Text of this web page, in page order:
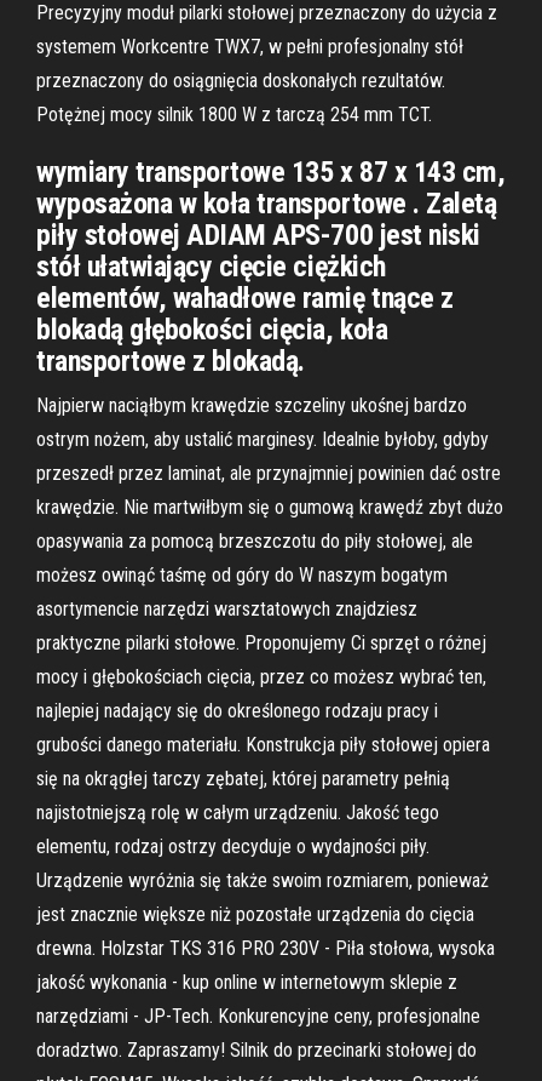
Precyzyjny moduł pilarki stołowej przeznaczony do użycia z
systemem Workcentre TWX7, w pełni profesjonalny stół
przeznaczony do osiągnięcia doskonałych rezultatów.
Potężnej mocy silnik 1800 W z tarczą 254 mm TCT.
wymiary transportowe 135 x 87 x 143 cm,
wyposażona w koła transportowe . Zaletą
piły stołowej ADIAM APS-700 jest niski
stół ułatwiający cięcie ciężkich
elementów, wahadłowe ramię tnące z
blokadą głębokości cięcia, koła
transportowe z blokadą.
Najpierw naciąłbym krawędzie szczeliny ukośnej bardzo
ostrym nożem, aby ustalić marginesy. Idealnie byłoby, gdyby
przeszedł przez laminat, ale przynajmniej powinien dać ostre
krawędzie. Nie martwiłbym się o gumową krawędź zbyt dużo
opasywania za pomocą brzeszczotu do piły stołowej, ale
możesz owinąć taśmę od góry do W naszym bogatym
asortymencie narzędzi warsztatowych znajdziesz
praktyczne pilarki stołowe. Proponujemy Ci sprzęt o różnej
mocy i głębokościach cięcia, przez co możesz wybrać ten,
najlepiej nadający się do określonego rodzaju pracy i
grubości danego materiału. Konstrukcja piły stołowej opiera
się na okrągłej tarczy zębatej, której parametry pełnią
najistotniejszą rolę w całym urządzeniu. Jakość tego
elementu, rodzaj ostrzy decyduje o wydajności piły.
Urządzenie wyróżnia się także swoim rozmiarem, ponieważ
jest znacznie większe niż pozostałe urządzenia do cięcia
drewna. Holzstar TKS 316 PRO 230V - Piła stołowa, wysoka
jakość wykonania - kup online w internetowym sklepie z
narzędziami - JP-Tech. Konkurencyjne ceny, profesjonalne
doradztwo. Zapraszamy! Silnik do przecinarki stołowej do